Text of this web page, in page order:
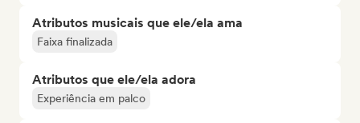
Atributos musicais que ele/ela ama
Faixa finalizada
Atributos que ele/ela adora
Experiência em palco